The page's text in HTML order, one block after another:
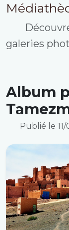
galeries
Album
Publié le 11/